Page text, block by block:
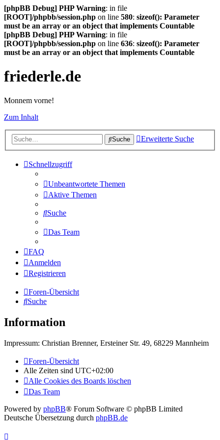
[phpBB Debug] PHP Warning: in file
[ROOT]/phpbb/session.php on line 580: sizeof(): Parameter
must be an array or an object that implements Countable
[phpBB Debug] PHP Warning: in file
[ROOT]/phpbb/session.php on line 636: sizeof(): Parameter
must be an array or an object that implements Countable
friederle.de
Monnem vorne!
Zum Inhalt
Suche Erweiterte Suche
Schnellzugriff
Unbeantwortete Themen
Aktive Themen
Suche
Das Team
FAQ
Anmelden
Registrieren
Foren-Übersicht
Suche
Information
Impressum: Christian Brenner, Ersteiner Str. 49, 68229 Mannheim
Foren-Übersicht
Alle Zeiten sind UTC+02:00
Alle Cookies des Boards löschen
Das Team
Powered by phpBB® Forum Software © phpBB Limited
Deutsche Übersetzung durch phpBB.de